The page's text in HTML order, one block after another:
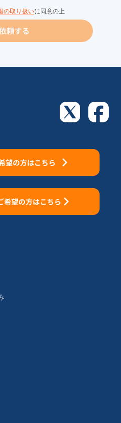
の取り扱いに同意の上
頼する
望の方はこちら
希望の方はこちら